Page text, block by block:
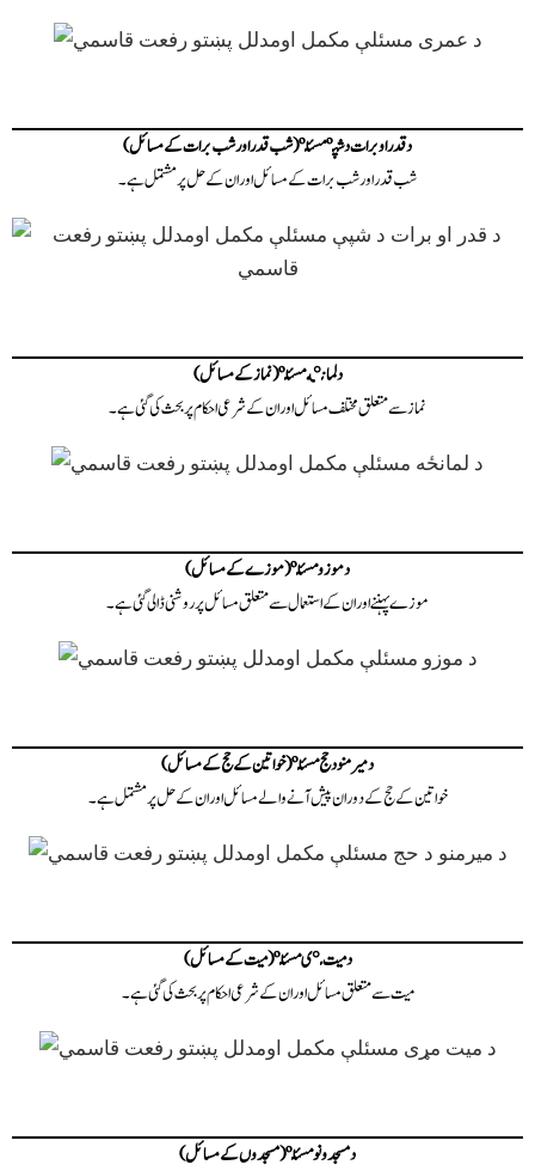
د قدر او برات د شپې مسئلې (شب قدر اور شب برات کے مسائل)
شب قدر اور شب برات کے مسائل اور ان کے حل پر مشتمل ہے۔
د لمانځه مسئلې (نماز کے مسائل)
نماز سے متعلق مختلف مسائل اور ان کے شرعی احکام پر بحث کی گئی ہے۔
د موزو مسئلې (موزے کے مسائل)
موزے پہننے اور ان کے استعمال سے متعلق مسائل پر روشنی ڈالی گئی ہے۔
د ميرمنو د حج مسئلې (خواتین کے حج کے مسائل)
خواتین کے حج کے دوران پیش آنے والے مسائل اور ان کے حل پر مشتمل ہے۔
د میت مړی مسئلې (میت کے مسائل)
میت سے متعلق مسائل اور ان کے شرعی احکام پر بحث کی گئی ہے۔
د‌مسجدونو مسئلې (مسجدوں کے مسائل)